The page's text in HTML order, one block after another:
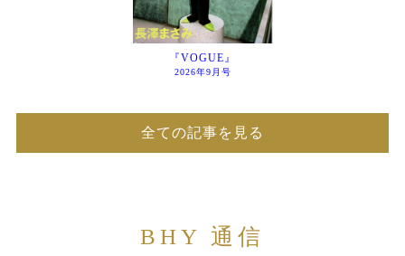
『VOGUE』
2026年9月号
全ての記事を見る
BHY 通信